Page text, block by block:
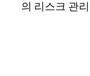
의 리스크 관